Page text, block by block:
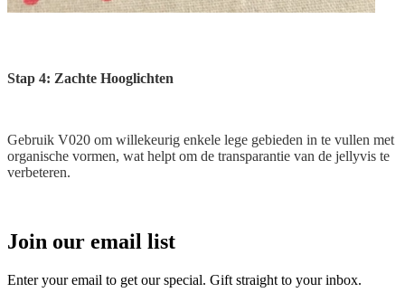
Stap 4: Zachte Hooglichten
Gebruik V020 om willekeurig enkele lege gebieden in te vullen met
organische vormen, wat helpt om de transparantie van de jellyvis te
verbeteren.
Join our email list
Enter your email to get our special. Gift straight to your inbox.